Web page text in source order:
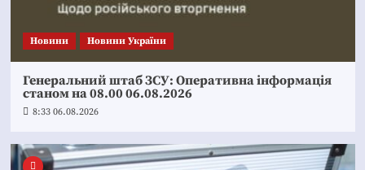
Новини Новини України
Генеральний штаб ЗСУ: Оперативна інформація
станом на 08.00 06.08.2026
8:33 06.08.2026